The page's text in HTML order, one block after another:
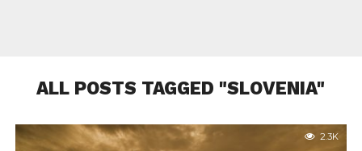
ALL POSTS TAGGED "SLOVENIA"
2.3K